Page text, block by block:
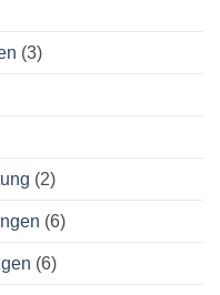
(3)
(2)
(6)
(6)